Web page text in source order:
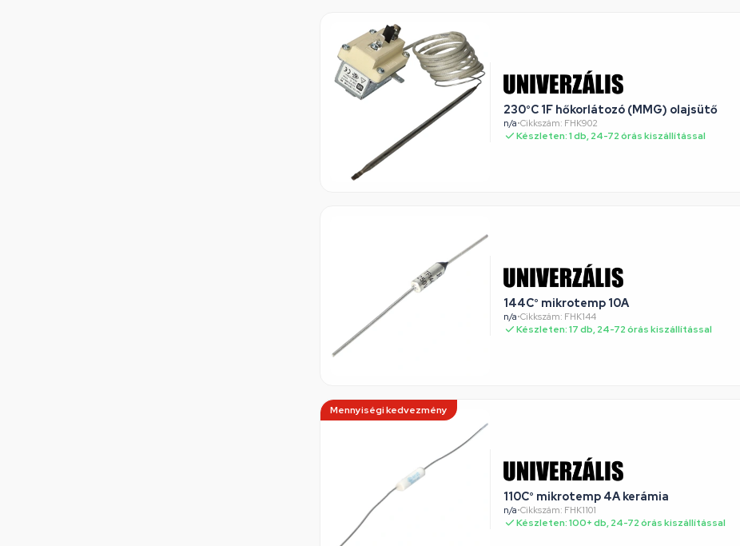
230°C 1F hőkorlátozó (MMG) olajsütő
n/a•Cikkszám: FHK902
Készleten: 1 db, 24-72 órás kiszállítással
144C° mikrotemp 10A
n/a•Cikkszám: FHK144
Készleten: 17 db, 24-72 órás kiszállítással
Mennyiségi kedvezmény
110C° mikrotemp 4A kerámia
n/a•Cikkszám: FHK1101
Készleten: 100+ db, 24-72 órás kiszállítással